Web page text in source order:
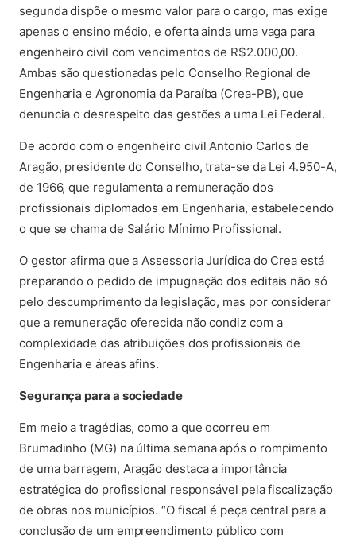
segunda dispõe o mesmo valor para o cargo, mas exige
apenas o ensino médio, e oferta ainda uma vaga para
engenheiro civil com vencimentos de R$2.000,00.
Ambas são questionadas pelo Conselho Regional de
Engenharia e Agronomia da Paraíba (Crea-PB), que
denuncia o desrespeito das gestões a uma Lei Federal.
De acordo com o engenheiro civil Antonio Carlos de
Aragão, presidente do Conselho, trata-se da Lei 4.950-A,
de 1966, que regulamenta a remuneração dos
profissionais diplomados em Engenharia, estabelecendo
o que se chama de Salário Mínimo Profissional.
O gestor afirma que a Assessoria Jurídica do Crea está
preparando o pedido de impugnação dos editais não só
pelo descumprimento da legislação, mas por considerar
que a remuneração oferecida não condiz com a
complexidade das atribuições dos profissionais de
Engenharia e áreas afins.
Segurança para a sociedade
Em meio a tragédias, como a que ocorreu em
Brumadinho (MG) na última semana após o rompimento
de uma barragem, Aragão destaca a importância
estratégica do profissional responsável pela fiscalização
de obras nos municípios. “O fiscal é peça central para a
conclusão de um empreendimento público com